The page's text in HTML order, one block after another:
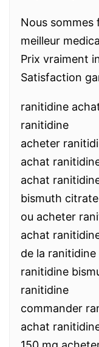
Nous sommes
meilleur
Prix vraiment
Satisfaction
ranitidine
ranitidine
acheter
achat
achat
bismuth
ou acheter
achat
de la ranitidine
ranitidine
ranitidine
commander
achat